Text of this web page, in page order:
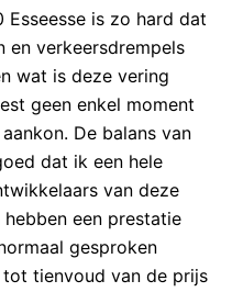
is zo hard dat
en verkeersdrempels
wat is deze vering
geen enkel moment
De balans van
dat ik een hele
van deze
een prestatie
gesproken
tot tienvoud van de prijs